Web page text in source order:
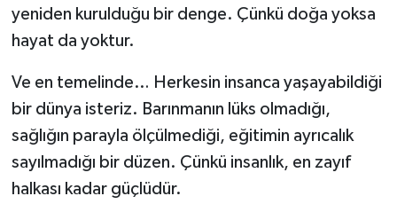
yeniden kurulduğu bir denge. Çünkü doğa yoksa
hayat da yoktur.
Ve en temelinde… Herkesin insanca yaşayabildiği
bir dünya isteriz. Barınmanın lüks olmadığı,
sağlığın parayla ölçülmediği, eğitimin ayrıcalık
sayılmadığı bir düzen. Çünkü insanlık, en zayıf
halkası kadar güçlüdür.